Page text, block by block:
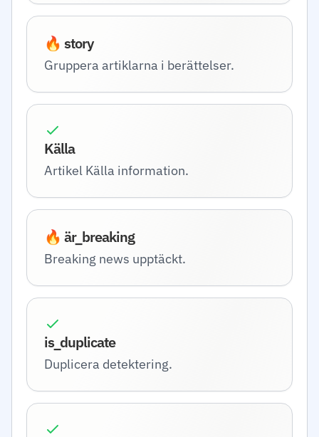
🔥 story
Gruppera artiklarna i berättelser.
Källa
Artikel Källa information.
🔥 är_breaking
Breaking news upptäckt.
is_duplicate
Duplicera detektering.